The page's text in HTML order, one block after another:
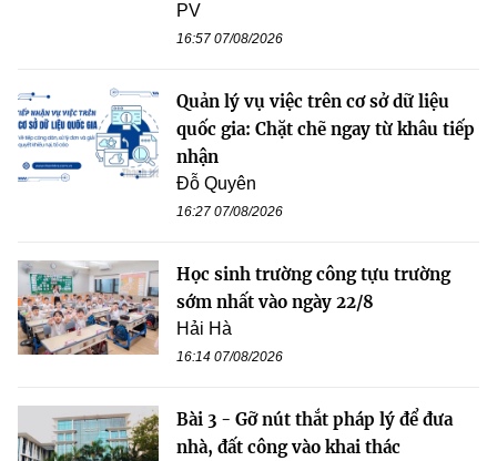
PV
16:57 07/08/2026
Quản lý vụ việc trên cơ sở dữ liệu
quốc gia: Chặt chẽ ngay từ khâu tiếp
nhận
Đỗ Quyên
16:27 07/08/2026
Học sinh trường công tựu trường
sớm nhất vào ngày 22/8
Hải Hà
16:14 07/08/2026
Bài 3 - Gỡ nút thắt pháp lý để đưa
nhà, đất công vào khai thác